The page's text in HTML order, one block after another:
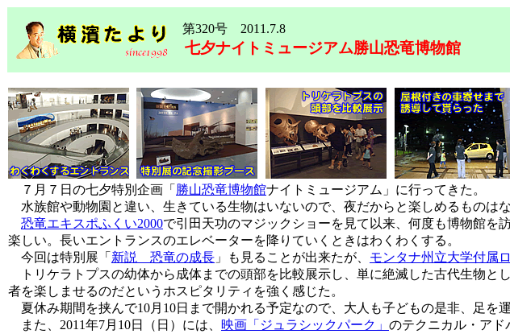
第320号 2011.7.8
七夕ナイトミュージアム勝山恐竜博物館
７月７日の七夕特別企画「 勝山恐竜博物館ナイトミュージアム」に行ってきた。
水族館や動物園と違い、生きている生物はいないので、夜だからと楽しめるものは
恐竜エキスポふくい2000で引田天功のマジックショーを見て以来、何度も博物館を訪
楽しい。長いエントランスのエレベーターを降りていくときはわくわくする。
今回は特別展「 新説 恐竜の成長 」も見ることが出来たが、 モンタナ州立大学付属
トリケラトプスの幼体から成体までの頭部を比較展示し、単に絶滅した古代生物と
者を楽しませるのだというホスピタリティを強く感じた。
夏休み期間を挟んで10月10日まで開かれる予定なので、大人も子どもの是非、足を運
また、2011年7月10日（日）には、 映画「ジュラシックパーク」 のテクニカル・ア